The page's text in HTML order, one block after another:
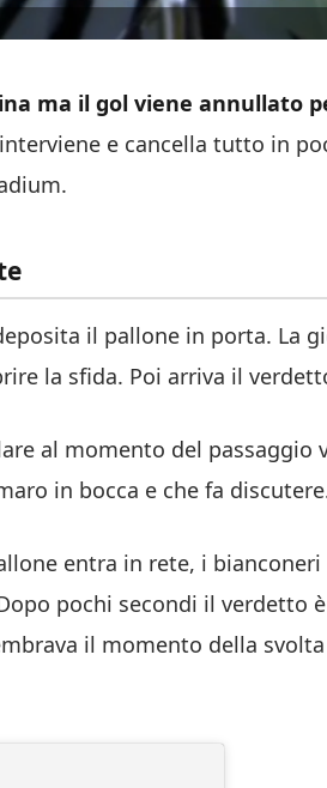
ma il gol viene annullato
e cancella tutto in
il pallone in porta. La
la sfida. Poi arriva il
al momento del passaggio
in bocca e che fa
entra in rete, i
pochi secondi il verdetto
il momento della